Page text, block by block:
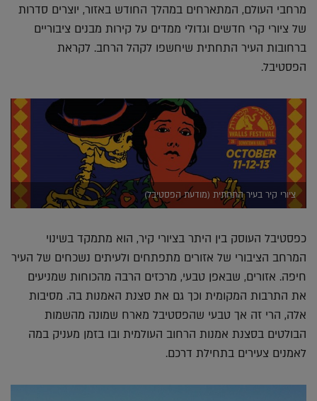
מרחבי העולם, המתארחים במהלך החודש באזור, יוצרים סדרות
של ציורי קרי חדשים וגדולי ממדים על קירות מבנים ציבוריים
ברחובות העיר התחתית שיחשפו לקהל הרחב. לקראת
הפסטיבל.
ציורי קיר בעיר התחתית (מודעת הפסטיבל)
כפסטיבל העוסק בין היתר בציורי קיר, הוא מתמקד בשינוי
המרחב הציבורי של אזורים מתפתחים ולעיתים נשכחים של העיר
חיפה. אזורים, שבאפן טבעי, מרכזים הרבה מהכוחות שמניעים
את התרבות המקומית וכך גם את סצנת האמנות בה. מסיבות
אלה, הרי זה אך טבעי שהפסטיבל מארח שמונה מהשמות
הבולטים בסצנת אמנות הרחוב העולמית ובו בזמן מעניק במה
לאמנים צעירים בתחילת דרכם.